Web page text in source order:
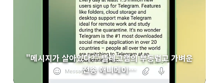
"메시지가 살아있다?" 텔레그램의 부동럽고 가벼운
전송 애니메이…